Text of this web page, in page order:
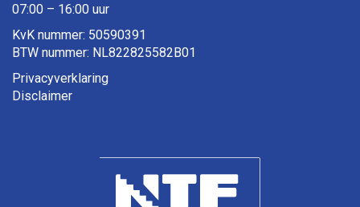
07:00 – 16:00 uur
KvK nummer: 50590391
BTW nummer: NL822825582B01
Privacyverklaring
Disclaimer